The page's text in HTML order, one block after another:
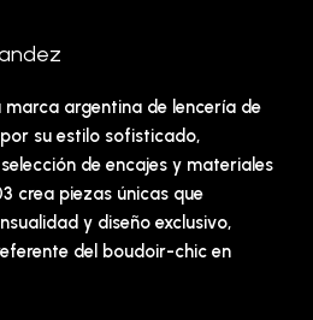
marca argentina de lencería de
su estilo sofisticado,
de encajes y materiales
crea piezas únicas que
y diseño exclusivo,
del boudoir-chic en